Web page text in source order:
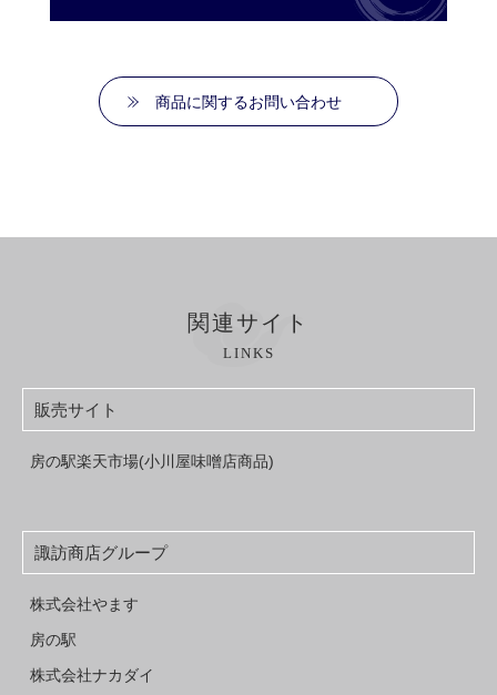
商品に関するお問い合わせ
関連サイト
LINKS
販売サイト
房の駅楽天市場(小川屋味噌店商品)
諏訪商店グループ
株式会社やます
房の駅
株式会社ナカダイ